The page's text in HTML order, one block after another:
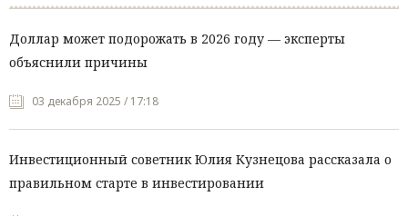
Доллар может подорожать в 2026 году — эксперты
объяснили причины
03 декабря 2025 / 17:18
Инвестиционный советник Юлия Кузнецова рассказала о
правильном старте в инвестировании